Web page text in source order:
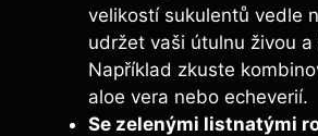
velikostí sukulentů vedle⁢
udržet⁣ vaši​ útulnu ‍živou a
Například zkuste
aloe vera​ nebo echeverií.
Se zelenými listnatými